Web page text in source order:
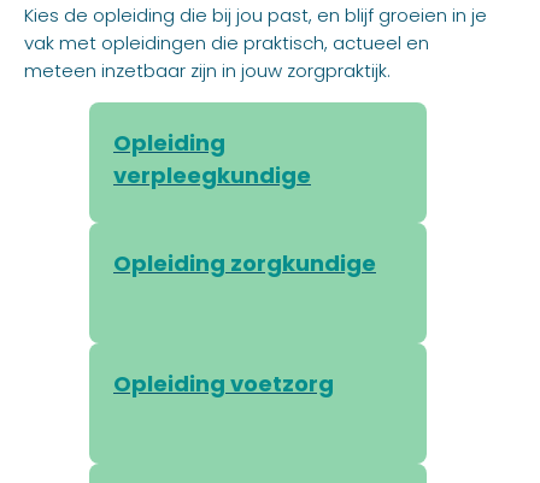
Kies de opleiding die bij jou past, en blijf groeien in je
vak met opleidingen die praktisch, actueel en
meteen inzetbaar zijn in jouw zorgpraktijk.
Opleiding
verpleegkundige
Opleiding zorgkundige
Opleiding voetzorg